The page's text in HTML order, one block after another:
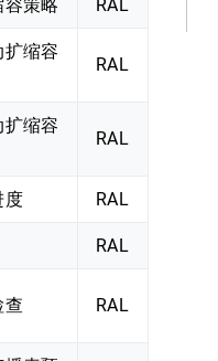
策略 RAL
缩容
RAL
缩容
RAL
度 RAL
RAL
查 RAL